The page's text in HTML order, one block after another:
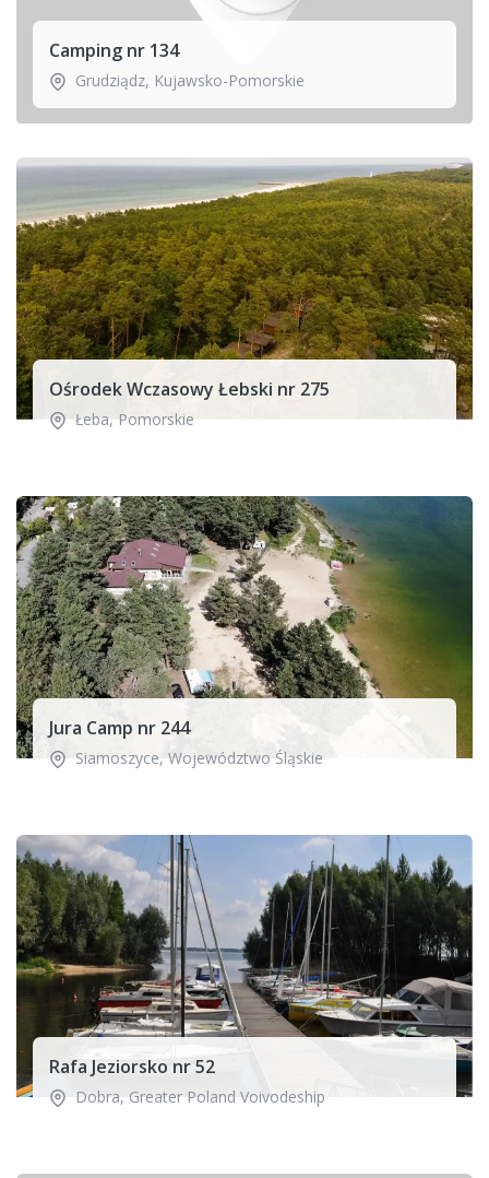
Camping nr 134
Grudziądz, Kujawsko-Pomorskie
Ośrodek Wczasowy Łebski nr 275
Łeba,Pomorskie
Jura Camp nr 244
Siamoszyce, Województwo Śląskie
Rafa Jeziorsko nr 52
Dobra, Greater Poland Voivodeship